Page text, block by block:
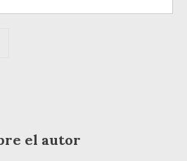
el autor